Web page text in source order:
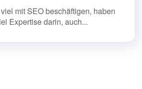
mit SEO beschäftigen, haben
Expertise darin, auch...